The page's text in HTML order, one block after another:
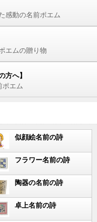
感動の名前ポエム
エムの贈り物
方へ】
ポエム
似顔絵名前の詩
フラワー名前の詩
陶器の名前の詩
卓上名前の詩